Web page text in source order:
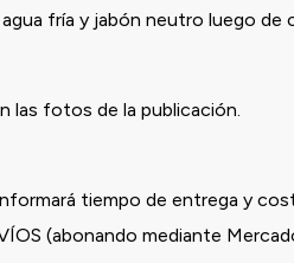
fría y jabón neutro luego de
las fotos de la publicación.
tiempo de entrega y
(abonando mediante